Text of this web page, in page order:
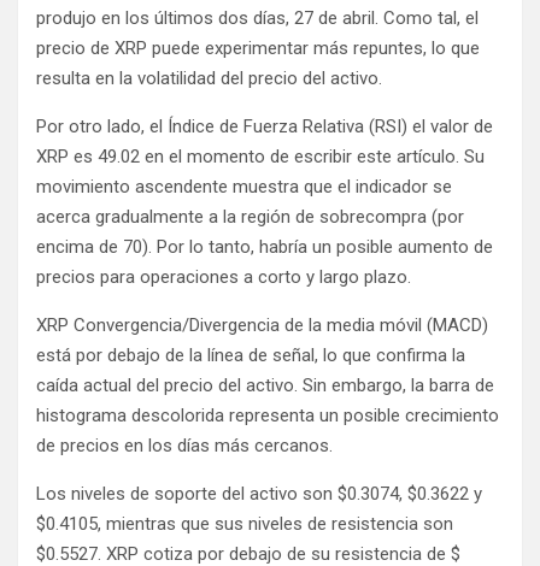
produjo en los últimos dos días, 27 de abril. Como tal, el
precio de XRP puede experimentar más repuntes, lo que
resulta en la volatilidad del precio del activo.
Por otro lado, el Índice de Fuerza Relativa (RSI) el valor de
XRP es 49.02 en el momento de escribir este artículo. Su
movimiento ascendente muestra que el indicador se
acerca gradualmente a la región de sobrecompra (por
encima de 70). Por lo tanto, habría un posible aumento de
precios para operaciones a corto y largo plazo.
XRP Convergencia/Divergencia de la media móvil (MACD)
está por debajo de la línea de señal, lo que confirma la
caída actual del precio del activo. Sin embargo, la barra de
histograma descolorida representa un posible crecimiento
de precios en los días más cercanos.
Los niveles de soporte del activo son $0.3074, $0.3622 y
$0.4105, mientras que sus niveles de resistencia son
$0.5527. XRP cotiza por debajo de su resistencia de $